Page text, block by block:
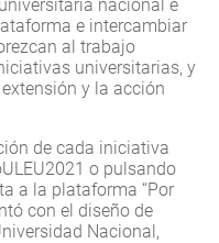
nacional e
e intercambiar
al trabajo
universitarias, y
y la acción
de cada iniciativa
o pulsando
a la plataforma “Por
con el diseño de
Nacional,